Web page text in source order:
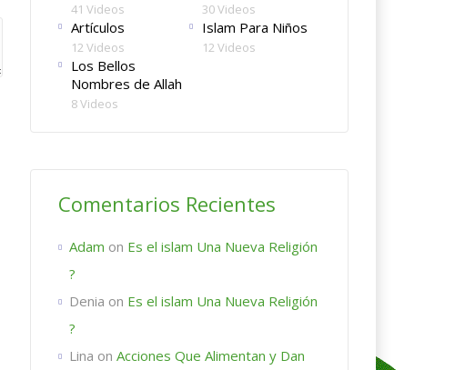
41 Videos 30 Videos
Artículos
12 Videos
Islam Para Niños
12 Videos
Los Bellos
Nombres de Allah
8 Videos
Comentarios Recientes
Adam on Es el islam Una Nueva Religión
?
Denia on Es el islam Una Nueva Religión
?
Lina on Acciones Que Alimentan y Dan